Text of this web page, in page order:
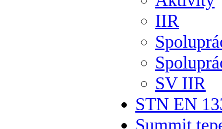
IIR
SV IIR
STN EN